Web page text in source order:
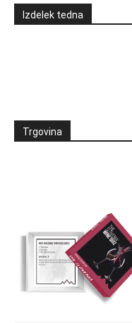
Izdelek tedna
Trgovina